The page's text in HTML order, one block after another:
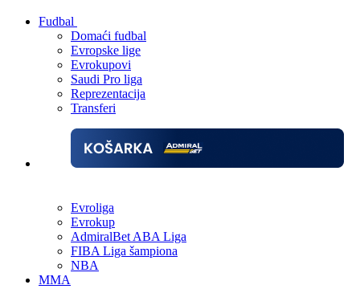
Fudbal
Domaći fudbal
Evropske lige
Evrokupovi
Saudi Pro liga
Reprezentacija
Transferi
Evroliga
Evrokup
AdmiralBet ABA Liga
FIBA Liga šampiona
NBA
MMA